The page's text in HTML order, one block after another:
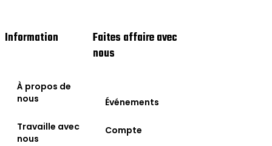
Information
À propos de
nous
Travaille avec
nous
Faites affaire avec
nous
Événements
Compte